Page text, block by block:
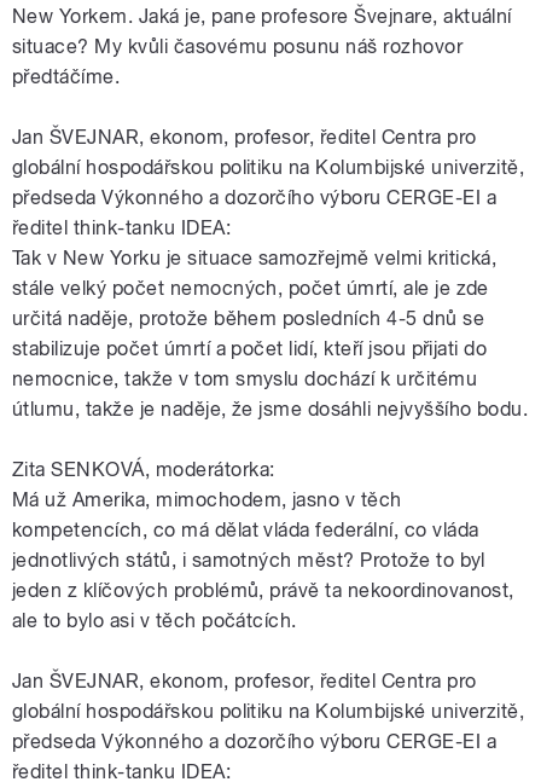
New Yorkem. Jaká je, pane profesore Švejnare, aktuální
situace? My kvůli časovému posunu náš rozhovor
předtáčíme.
Jan ŠVEJNAR, ekonom, profesor, ředitel Centra pro
globální hospodářskou politiku na Kolumbijské univerzitě,
předseda Výkonného a dozorčího výboru CERGE-EI a
ředitel think-tanku IDEA:
Tak v New Yorku je situace samozřejmě velmi kritická,
stále velký počet nemocných, počet úmrtí, ale je zde
určitá naděje, protože během posledních 4-5 dnů se
stabilizuje počet úmrtí a počet lidí, kteří jsou přijati do
nemocnice, takže v tom smyslu dochází k určitému
útlumu, takže je naděje, že jsme dosáhli nejvyššího bodu.
Zita SENKOVÁ, moderátorka:
Má už Amerika, mimochodem, jasno v těch
kompetencích, co má dělat vláda federální, co vláda
jednotlivých států, i samotných měst? Protože to byl
jeden z klíčových problémů, právě ta nekoordinovanost,
ale to bylo asi v těch počátcích.
Jan ŠVEJNAR, ekonom, profesor, ředitel Centra pro
globální hospodářskou politiku na Kolumbijské univerzitě,
předseda Výkonného a dozorčího výboru CERGE-EI a
ředitel think-tanku IDEA: